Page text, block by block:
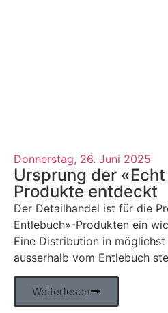
Donnerstag, 26. Juni 2025
Ursprung der
Produkte entdeckt
Der Detailhandel ist für die
Entlebuch»-Produkten ein
Eine Distribution in
ausserhalb vom Entlebuch
Weiterlesen